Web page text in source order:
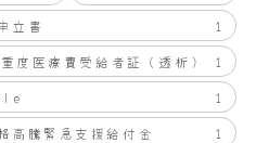
立書
1
重度医療費受給者証（透析）
1
1
高騰緊急支援給付金
1